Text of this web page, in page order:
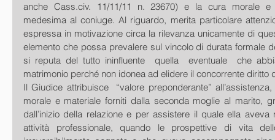
anche Cass.civ. 11/11/11 n. 23670) e la cura morale e
medesima al coniuge. Al riguardo, merita particolare
espressa in motivazione circa la rilevanza unicamente di
elemento che possa prevalere sul vincolo di durata formale
si reputa del tutto ininfluente  quella  eventuale  che
matrimonio perché non idonea ad elidere il concorrente diritto
Il Giudice attribuisce  “valore preponderante”
morale e materiale forniti dalla seconda moglie al marito,
dall’inizio della relazione e per assistere il quale ella aveva
attività professionale, quando le prospettive di vita